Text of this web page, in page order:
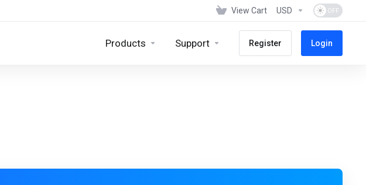
View Cart USD
Products Support Register Login